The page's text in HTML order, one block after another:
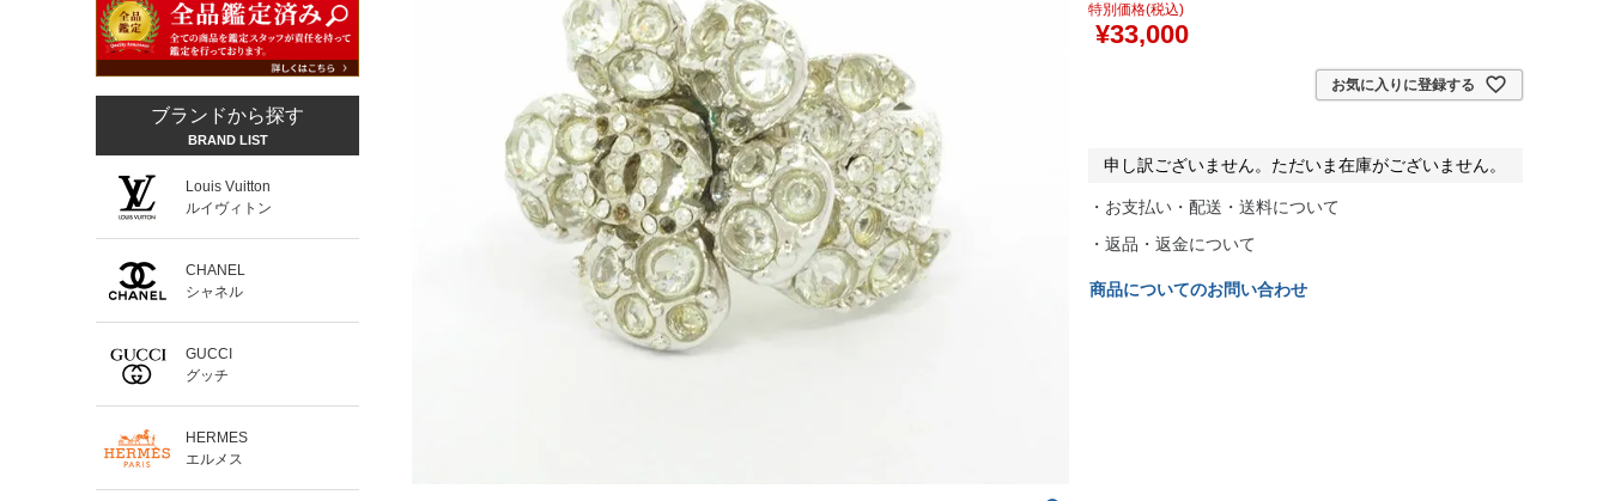
ブランドから探す
BRAND LIST
Louis Vuitton
ルイヴィトン
CHANEL
シャネル
GUCCI
グッチ
HERMES
エルメス
特別価格(税込)
¥33,000
お気に入りに登録する
申し訳ございません。ただいま在庫がございません。
・お支払い・配送・送料について
・返品・返金について
商品についてのお問い合わせ